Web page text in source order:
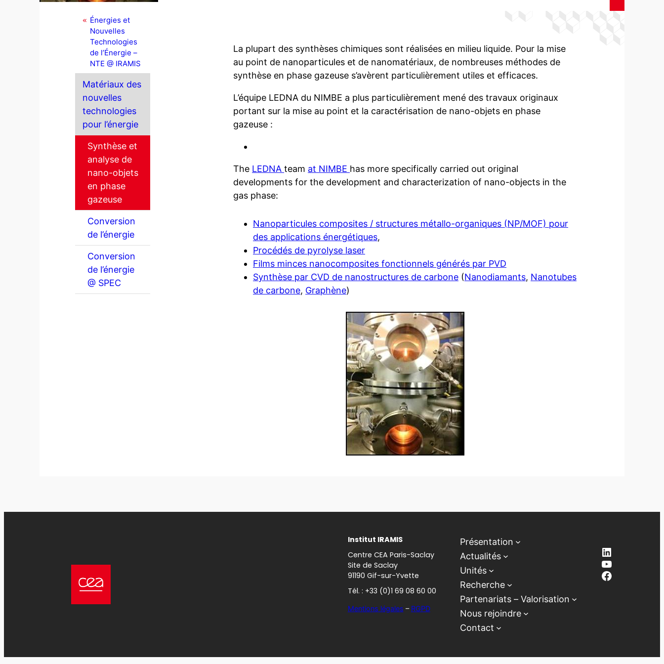
Énergies et
Nouvelles
Technologies
de l’Énergie –
NTE @ IRAMIS
Matériaux des
nouvelles
technologies
pour l’énergie
Synthèse et
analyse de
nano-objets
en phase
gazeuse
Conversion
de l’énergie
Conversion
de l’énergie
@ SPEC
La plupart des synthèses chimiques sont réalisées en milieu liquide. Pour la mise
au point de nanoparticules et de nanomatériaux, de nombreuses méthodes de
synthèse en phase gazeuse s’avèrent particulièrement utiles et efficaces.
L’équipe LEDNA du NIMBE a plus particulièrement mené des travaux originaux
portant sur la mise au point et la caractérisation de nano-objets en phase
gazeuse :
The LEDNA team at NIMBE has more specifically carried out original
developments for the development and characterization of nano-objects in the
gas phase:
Nanoparticules composites / structures métallo-organiques (NP/MOF) pour
des applications énergétiques,
Procédés de pyrolyse laser
Films minces nanocomposites fonctionnels générés par PVD
Synthèse par CVD de nanostructures de carbone (Nanodiamants, Nanotubes
de carbone, Graphène)
Institut IRAMIS
Centre CEA Paris-Saclay
Site de Saclay
91190 Gif-sur-Yvette
Tél. : +33 (0)1 69 08 60 00
Mentions légales – RGPD
Présentation
Actualités
Unités
Recherche
Partenariats – Valorisation
Nous rejoindre
Contact
LinkedIn
YouTube
Facebook